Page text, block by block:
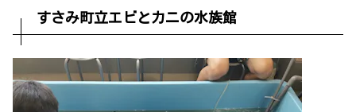
すさみ町立エビとカニの水族館